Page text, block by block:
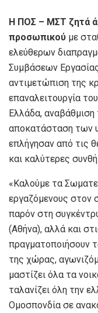
Η ΠΟΣ – ΜΣΤ ζητά
προσωπικού με
ελεύθερων
Συμβάσεων
αντιμετώπιση της
επαναλειτουργία
Ελλάδα, αναβάθμιση
αποκατάσταση των
επλήγησαν από τις
και καλύτερες
«Καλούμε τα
εργαζόμενους στον
παρόν στη
(Αθήνα), αλλά και
πραγματοποιήσουν
της χώρας,
μαστίζει όλα τα
ταλανίζει όλη την
Ομοσπονδία σε